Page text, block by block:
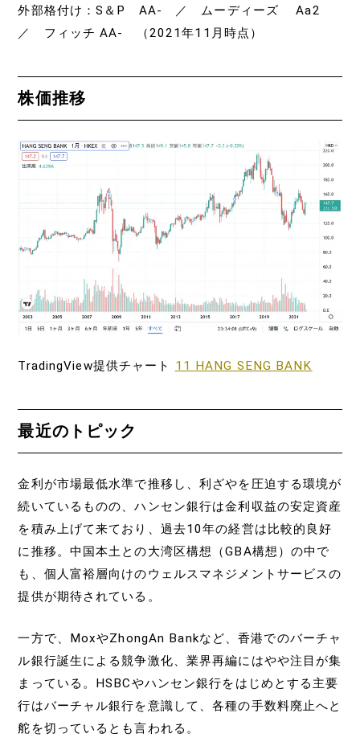
外部格付け：S＆P AA- ／ ムーディーズ Aa2
／ フィッチ AA- （2021年11月時点）
株価推移
TradingView提供チャート 11 HANG SENG BANK
最近のトピック
金利が市場最低水準で推移し、利ざやを圧迫する環境が
続いているものの、ハンセン銀行は金利収益の安定資産
を積み上げて来ており、過去10年の経営は比較的良好
に推移。中国本土との大湾区構想（GBA構想）の中で
も、個人富裕層向けのウェルスマネジメントサービスの
提供が期待されている。
一方で、MoxやZhongAn Bankなど、香港でのバーチャ
ル銀行誕生による競争激化、業界再編にはやや注目が集
まっている。HSBCやハンセン銀行をはじめとする主要
行はバーチャル銀行を意識して、各種の手数料廃止へと
舵を切っているとも言われる。